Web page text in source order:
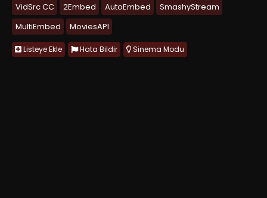
VidSrc CC
2Embed AutoEmbed
SmashyStream
MultiEmbed
MoviesAPI
Listeye Ekle Hata Bildir Sinema Modu